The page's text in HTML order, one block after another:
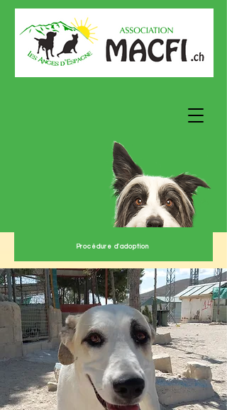
Procédure d'adoption